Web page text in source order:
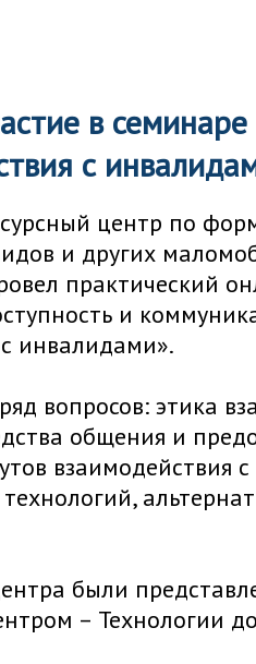
в
с
центр по
и других
практический
и
инвалидами».
вопросов: этика
общения и
взаимодействия
были
– Технологии